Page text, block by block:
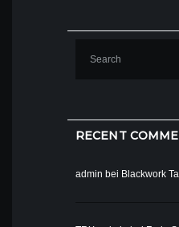
RECENT
admin bei Blackwork